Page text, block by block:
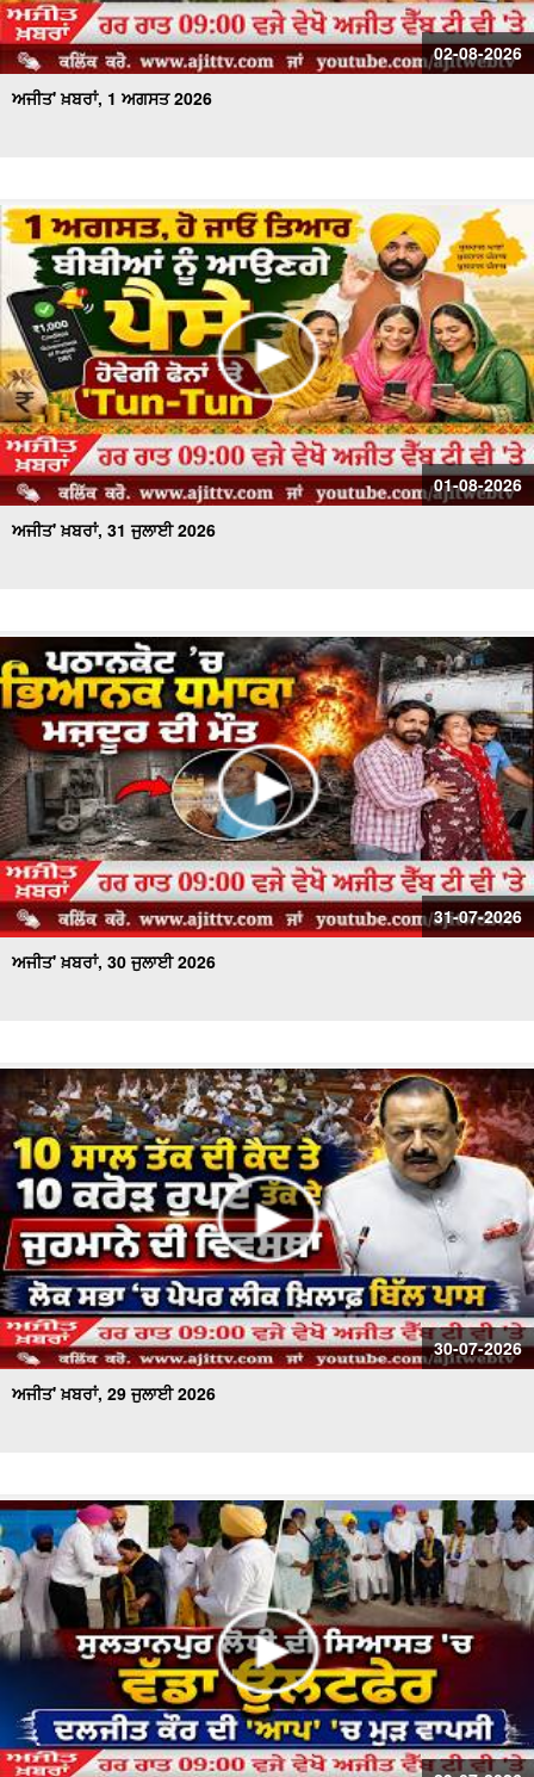
02-08-2026
ਅਜੀਤ' ਖ਼ਬਰਾਂ, 1 ਅਗਸਤ 2026
01-08-2026
ਅਜੀਤ' ਖ਼ਬਰਾਂ, 31 ਜੁਲਾਈ 2026
31-07-2026
ਅਜੀਤ' ਖ਼ਬਰਾਂ, 30 ਜੁਲਾਈ 2026
30-07-2026
ਅਜੀਤ' ਖ਼ਬਰਾਂ, 29 ਜੁਲਾਈ 2026